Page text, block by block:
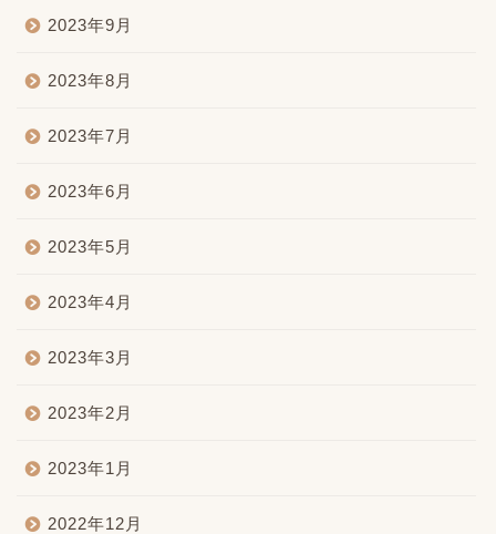
2023年9月
2023年8月
2023年7月
2023年6月
2023年5月
2023年4月
2023年3月
2023年2月
2023年1月
2022年12月